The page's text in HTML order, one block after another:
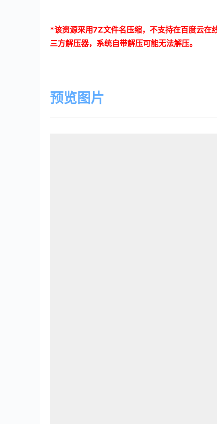
*该资源采用7Z文件名压缩，不支持在百度云在
三方解压器，系统自带解压可能无法解压。
预览图片